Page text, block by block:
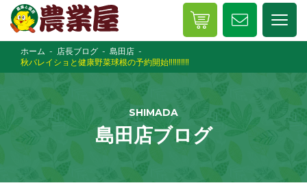
ホーム 店長ブログ
島田店
秋バレイショと健康野菜球根の予約開始‼️‼️‼️‼️‼️
SHIMADA
島田店ブログ